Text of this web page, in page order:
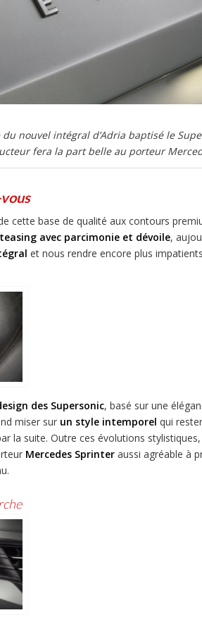
nouvel intégral d’Adria baptisé le
fera la part belle au porteur
cette base de qualité aux contours
avec parcimonie et dévoile,
et nous rendre encore plus
des Supersonic, basé sur une
miser sur un style intemporel qui
la suite. Outre ces évolutions stylistiques,
Mercedes Sprinter aussi agréable à